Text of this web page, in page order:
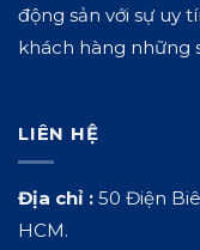
động sản với sự uy
khách hàng những
LIÊN HỆ
Địa chỉ : 50 Điện
HCM.